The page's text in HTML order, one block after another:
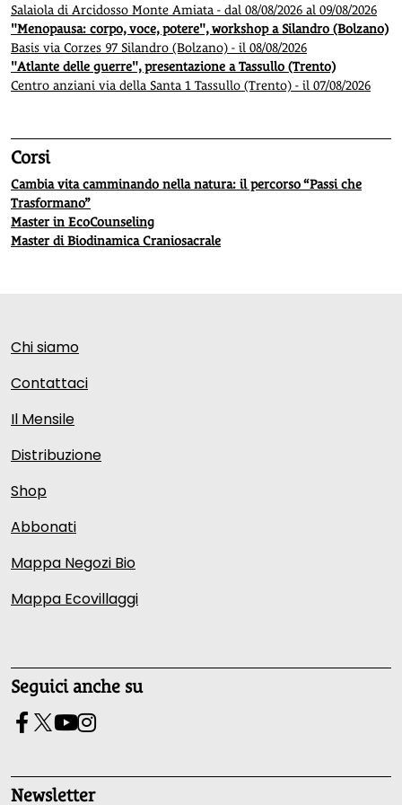
Salaiola di Arcidosso Monte Amiata - dal 08/08/2026 al 09/08/2026
"Menopausa: corpo, voce, potere", workshop a Silandro (Bolzano)
Basis via Corzes 97 Silandro (Bolzano) - il 08/08/2026
"Atlante delle guerre", presentazione a Tassullo (Trento)
Centro anziani via della Santa 1 Tassullo (Trento) - il 07/08/2026
Corsi
Cambia vita camminando nella natura: il percorso “Passi che
Trasformano”
Master in EcoCounseling
Master di Biodinamica Craniosacrale
Chi siamo
Contattaci
Il Mensile
Distribuzione
Shop
Abbonati
Mappa Negozi Bio
Mappa Ecovillaggi
Seguici anche su
Newsletter